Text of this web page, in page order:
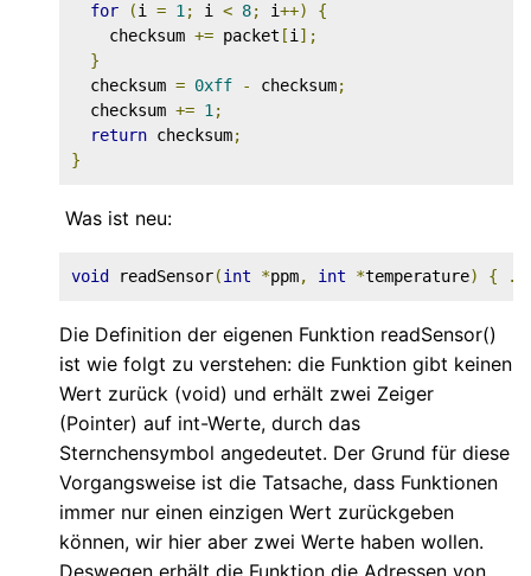
for
(i = 1; i < 8; i++)
{
checksum += packet [i];
}
checksum = 0xff - checksum;
checksum += 1;
return checksum;
}
Was ist neu:
void readSensor(int *ppm, int *temperature) {
Die Definition der eigenen Funktion readSensor()
ist wie folgt zu verstehen: die Funktion gibt keinen
Wert zurück (void) und erhält zwei Zeiger
(Pointer) auf int-Werte, durch das
Sternchensymbol angedeutet. Der Grund für diese
Vorgangsweise ist die Tatsache, dass Funktionen
immer nur einen einzigen Wert zurückgeben
können, wir hier aber zwei Werte haben wollen.